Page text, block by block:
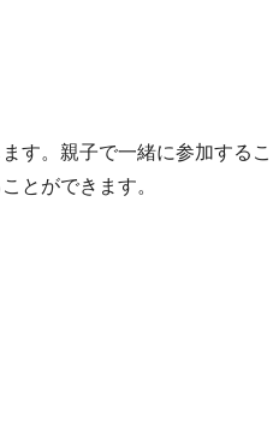
す。親子で一緒に参加するこ
とができます。